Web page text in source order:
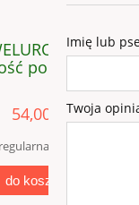
Imię lub
Twoja